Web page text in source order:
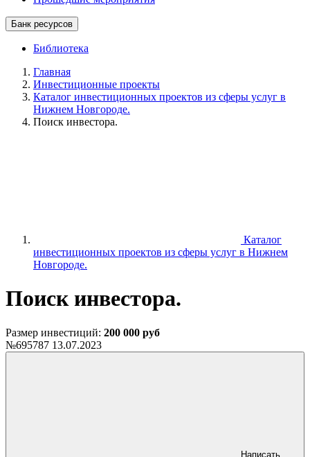
Банк ресурсов
Библиотека
Главная
Инвестиционные проекты
Каталог инвестиционных проектов из сферы услуг в
Нижнем Новгороде.
Поиск инвестора.
Каталог
инвестиционных проектов из сферы услуг в Нижнем
Новгороде.
Поиск инвестора.
Размер инвестиций: 200 000 руб
№695787 13.07.2023